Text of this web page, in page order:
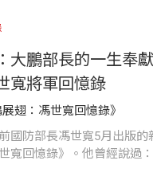
大鵬部長的一生奉獻
將軍回憶錄
翅：馮世寬回憶錄》
國防部長馮世寬5月出版的
寬回憶錄》。他曾經說過：